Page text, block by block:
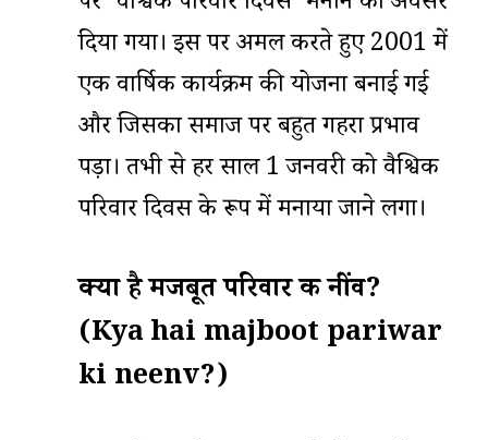
दिया गया। इस पर अमल करते हुए 2001 में
एक वार्षिक कार्यक्रम की योजना बनाई गई
और जिसका समाज पर बहुत गहरा प्रभाव
पड़ा। तभी से हर साल 1 जनवरी को वैश्विक
परिवार दिवस के रूप में मनाया जाने लगा।
क्या है मजबूत परिवार की नींव?
(Kya hai majboot pariwar
ki neenv?)